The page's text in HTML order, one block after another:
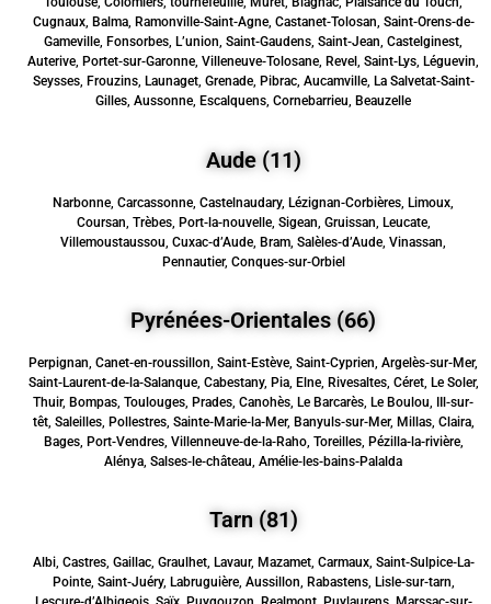
Cugnaux, Balma, Ramonville-Saint-Agne, Castanet-Tolosan, Saint-Orens-de-
Gameville, Fonsorbes, L’union, Saint-Gaudens, Saint-Jean, Castelginest,
Auterive, Portet-sur-Garonne, Villeneuve-Tolosane, Revel, Saint-Lys, Léguevin,
Seysses, Frouzins, Launaget, Grenade, Pibrac, Aucamville, La Salvetat-Saint-
Gilles, Aussonne, Escalquens, Cornebarrieu, Beauzelle
Aude (11)
Narbonne, Carcassonne, Castelnaudary, Lézignan-Corbières, Limoux,
Coursan, Trèbes, Port-la-nouvelle, Sigean, Gruissan, Leucate,
Villemoustaussou, Cuxac-d’Aude, Bram, Salèles-d’Aude, Vinassan,
Pennautier, Conques-sur-Orbiel
Pyrénées-Orientales (66)
Perpignan, Canet-en-roussillon, Saint-Estève, Saint-Cyprien, Argelès-sur-Mer,
Saint-Laurent-de-la-Salanque, Cabestany, Pia, Elne, Rivesaltes, Céret, Le Soler,
Thuir, Bompas, Toulouges, Prades, Canohès, Le Barcarès, Le Boulou, IIl-sur-
têt, Saleilles, Pollestres, Sainte-Marie-la-Mer, Banyuls-sur-Mer, Millas, Claira,
Bages, Port-Vendres, Villenneuve-de-la-Raho, Toreilles, Pézilla-la-rivière,
Alénya, Salses-le-château, Amélie-les-bains-Palalda
Tarn (81)
Albi, Castres, Gaillac, Graulhet, Lavaur, Mazamet, Carmaux, Saint-Sulpice-La-
Pointe, Saint-Juéry, Labruguière, Aussillon, Rabastens, Lisle-sur-tarn,